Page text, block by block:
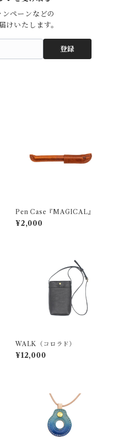
ペーンなどの
けいたします。
登録
Pen Case『MAGICAL』
¥2,000
WALK（コロラド）
¥12,000